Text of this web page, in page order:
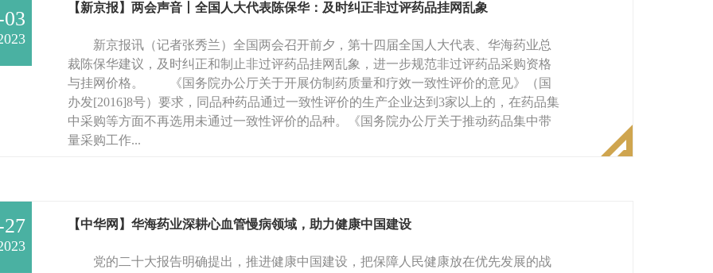
【新京报】两会声音丨全国人大代表陈保华：及时纠正非过评药品挂网乱象
新京报讯（记者张秀兰）全国两会召开前夕，第十四届全国人大代表、华海药业总
裁陈保华建议，及时纠正和制止非过评药品挂网乱象，进一步规范非过评药品采购资格
与挂网价格。 《国务院办公厅关于开展仿制药质量和疗效一致性评价的意见》（国
办发[2016]8号）要求，同品种药品通过一致性评价的生产企业达到3家以上的，在药品集
中采购等方面不再选用未通过一致性评价的品种。《国务院办公厅关于推动药品集中带
量采购工作...
27 【中华网】华海药业深耕心血管慢病领域，助力健康中国建设
党的二十大报告明确提出，推进健康中国建设，把保障人民健康放在优先发展的战